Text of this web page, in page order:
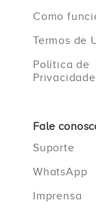
Como
Termos de
Política de
Privacidade
Fale
Suporte
WhatsApp
Imprensa